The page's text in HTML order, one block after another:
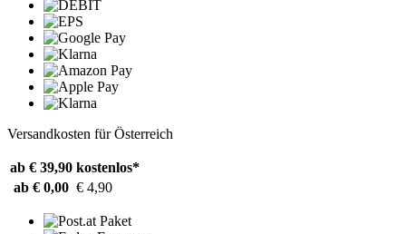
Versandkosten für Österreich
ab € 39,90 kostenlos*
ab € 0,00 € 4,90